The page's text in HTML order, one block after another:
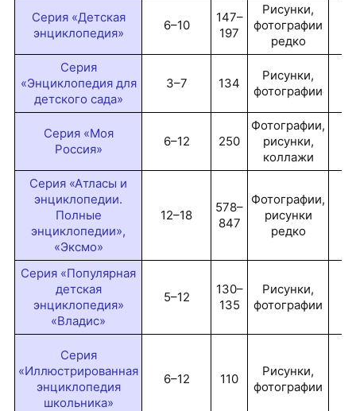
Серия «Детская
энциклопедия»
6–10
147–
197
Рисунки,
фотографии
редко
Серия
«Энциклопедия для
детского сада»
3–7 134
Рисунки,
фотографии
Серия «Моя
Россия»
6–12 250
Фотографии,
рисунки,
коллажи
Серия «Атласы и
энциклопедии.
Полные
энциклопедии»,
«Эксмо»
12–18
578–
847
Фотографии,
рисунки
редко
Серия «Популярная
детская
энциклопедия»
«Владис»
5–12
130–
135
Рисунки,
фотографии
Серия
«Иллюстрированная
энциклопедия
школьника»
6–12 110
Рисунки,
фотографии